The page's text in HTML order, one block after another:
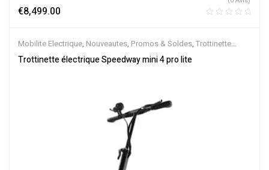
€8,499.00
Mobilite Electrique, Nouveautes, Promos & Soldes, Trottinette
Electrique
Trottinette électrique Speedway mini 4 pro lite